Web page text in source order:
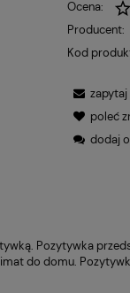
Ocena:
Producent:
Kod
poleć
dodaj
Pozytywka
do domu.